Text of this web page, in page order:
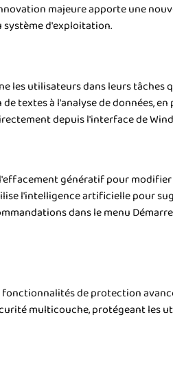
majeure apporte une
d'exploitation.
les utilisateurs dans leurs tâches
textes à l'analyse de données, en
depuis l'interface de
génératif pour modifier
l'intelligence artificielle pour
dans le menu
fonctionnalités de protection
multicouche, protégeant les